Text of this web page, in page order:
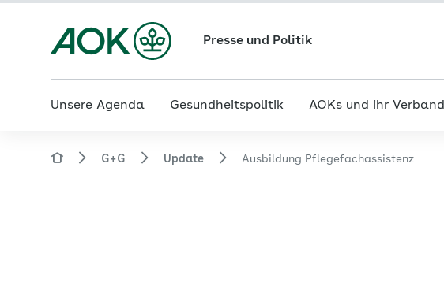
Presse und Politik
Unsere Agenda Gesundheitspolitik AOKs und ihr Verband
G+G Update Ausbildung Pflegefachassistenz